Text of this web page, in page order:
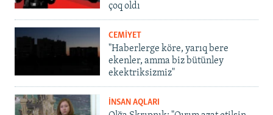
çoq oldı
CEMİYET
"Haberlerge köre, yarıq bere
ekenler, amma biz bütünley
ekektriksizmiz"
İNSAN AQLARI